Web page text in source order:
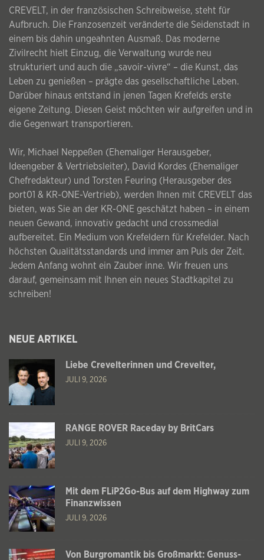
CREVELT, in der französischen Schreibweise, steht für
Aufbruch. Die Franzosenzeit veränderte die Seidenstadt in
einem bis dahin ungeahnten Ausmaß. Das moderne
Zivilrecht hielt Einzug, die Verwaltung wurde neu
strukturiert und auch die „savoir-vivre“ – die Kunst, das
Leben zu genießen – prägte das gesellschaftliche Leben.
Darüber hinaus entstand in jenen Tagen Krefelds erste
eigene Zeitung. Diesen Geist möchten wir aufgreifen und in
die Gegenwart transportieren.
Wir, Michael Neppeßen (Ehemaliger Herausgeber,
Ideengeber & Vertriebsleiter), David Kordes (Ehemaliger
Chefredakteur) und Torsten Feuring (Herausgeber des
port01 & KR-ONE-Vertrieb), werden Ihnen mit CREVELT das
bieten, was Sie an der KR-ONE geschätzt haben – in einem
neuen Gewand, innovativ gedacht und crossmedial
aufbereitet. Ein Medium von Krefeldern für Krefelder. Nach
höchsten Qualitätsstandards und immer am Puls der Zeit.
Jedem Anfang wohnt ein Zauber inne. Wir freuen uns
darauf, gemeinsam mit Ihnen ein neues Stadtkapitel zu
schreiben!
NEUE ARTIKEL
Liebe Crevelterinnen und Crevelter,
JULI 9, 2026
RANGE ROVER Raceday by BritCars
JULI 9, 2026
Mit dem FLiP2Go-Bus auf dem Highway zum
Finanzwissen
JULI 9, 2026
Von Burgromantik bis Großmarkt: Genuss-